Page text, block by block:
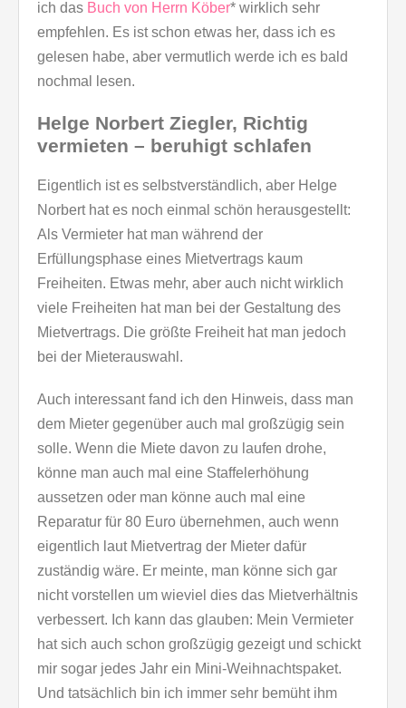
ich das Buch von Herrn Köber* wirklich sehr
empfehlen. Es ist schon etwas her, dass ich es
gelesen habe, aber vermutlich werde ich es bald
nochmal lesen.
Helge Norbert Ziegler, Richtig
vermieten – beruhigt schlafen
Eigentlich ist es selbstverständlich, aber Helge
Norbert hat es noch einmal schön herausgestellt:
Als Vermieter hat man während der
Erfüllungsphase eines Mietvertrags kaum
Freiheiten. Etwas mehr, aber auch nicht wirklich
viele Freiheiten hat man bei der Gestaltung des
Mietvertrags. Die größte Freiheit hat man jedoch
bei der Mieterauswahl.
Auch interessant fand ich den Hinweis, dass man
dem Mieter gegenüber auch mal großzügig sein
solle. Wenn die Miete davon zu laufen drohe,
könne man auch mal eine Staffelerhöhung
aussetzen oder man könne auch mal eine
Reparatur für 80 Euro übernehmen, auch wenn
eigentlich laut Mietvertrag der Mieter dafür
zuständig wäre. Er meinte, man könne sich gar
nicht vorstellen um wieviel dies das Mietverhältnis
verbessert. Ich kann das glauben: Mein Vermieter
hat sich auch schon großzügig gezeigt und schickt
mir sogar jedes Jahr ein Mini-Weihnachtspaket.
Und tatsächlich bin ich immer sehr bemüht ihm